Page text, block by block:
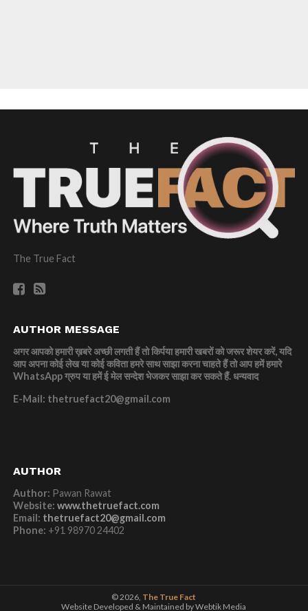
The True Fact
AUTHOR MESSAGE
अगर आपको हमारी ख़बरे अच्छी लगती हैं तो किर्पया हमारी खबरों को जरूर शेयर करें, यदि
आप अपना कोई लेख या कोई कविता हमरे साथ साझा करना चाहते हैं तो आप हमें हमारे
WhatsApp ग्रुप या हमें ई मेल सन्देश भेजकर साझा कर सकते हैं.धन्यवाद
E-Mail: thetruefact20@gmail.com
AUTHOR
Author: Pawan Rawat
Website: www.thetruefact.com
Email: thetruefact20@gmail.com
Phone: +91 98970 24402
© 2026, The True Fact
Website Developed & Maintained by Webtik Media